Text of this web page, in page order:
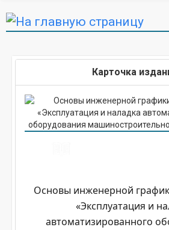
Карточка
Основы инженерной
«Эксплуатация и
автоматизированного